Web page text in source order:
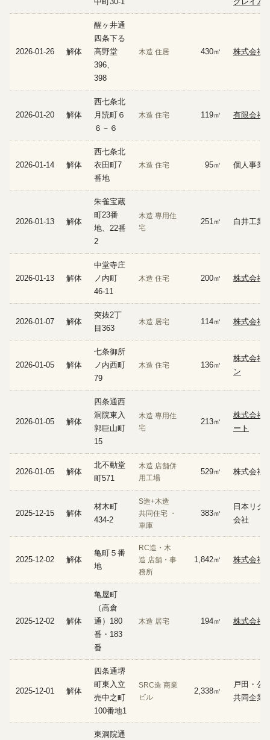
2026-01-26 解体
醒ヶ井通
四条下る
高野堂
396、
398
木造 住居 430㎡ 株式会社
2026-01-20 解体
西七条北
月読町６
６－６
木造 住宅 119㎡ 有限会社
2026-01-14 解体
西七条北
衣田町7
番地
木造 住宅 95㎡ 個人事業
2026-01-13 解体
朱雀宝蔵
町23番
地、22番
2
木造 専用住
宅
251㎡ 白井工業
2026-01-13 解体
中堂寺庄
ノ内町
46-11
木造 住宅 200㎡ 株式会社
2026-01-07 解体
突抜2丁
目363
木造 居宅 114㎡ 株式会社
2026-01-05 解体
七条御所
ノ内西町
79
木造 住宅 136㎡
株式会社
ン
2026-01-05 解体
四条通西
洞院東入
郭巨山町
15
木造 専用住
宅
213㎡
株式会社
ート
2026-01-05 解体
北不動堂
町571
木造 店舗併
用工場
529㎡ 株式会社
2025-12-15 解体
材木町
434-2
S造+木造
共同住宅 ・
車庫
383㎡
日本リグ
会社
2025-12-02 解体
亀町５番
地
RC造・木
造 店舗・事
務所
1,842㎡ 株式会社
2025-12-02 解体
亀屋町
（高倉
通）180
番・183
番
木造 居宅 194㎡ 株式会社
2025-12-01 解体
四条通堺
町東入立
売中之町
100番地1
SRC造 商業
ビル
2,338㎡
戸田・公
共同企業
東洞院通